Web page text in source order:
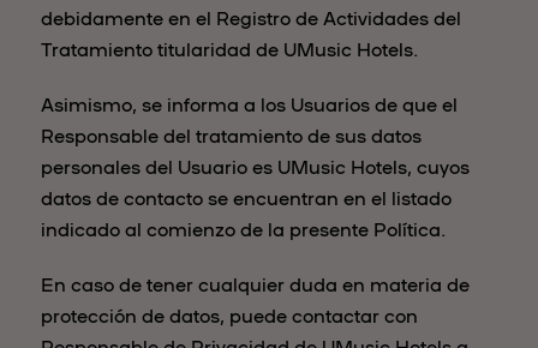
debidamente en el Registro de Actividades del
Tratamiento titularidad de UMusic Hotels.
Asimismo, se informa a los Usuarios de que el
Responsable del tratamiento de sus datos
personales del Usuario es UMusic Hotels, cuyos
datos de contacto se encuentran en el listado
indicado al comienzo de la presente Política.
En caso de tener cualquier duda en materia de
protección de datos, puede contactar con